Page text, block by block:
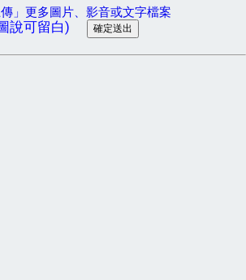
」更多圖片、影音或文字檔案
說可留白)